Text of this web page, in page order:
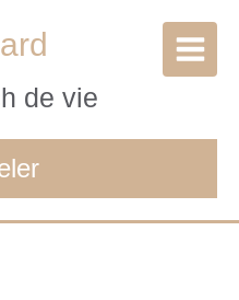
de vie